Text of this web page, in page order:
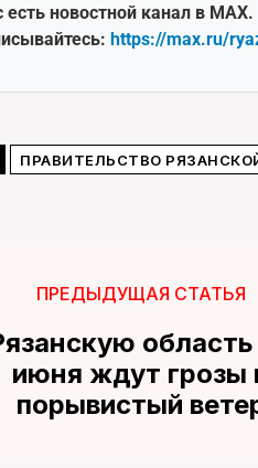
есть новостной канал в
https://max.ru/
ПРАВИТЕЛЬСТВО
ПРЕДЫДУЩАЯ СТАТЬЯ
июня ждут грозы
порывистый